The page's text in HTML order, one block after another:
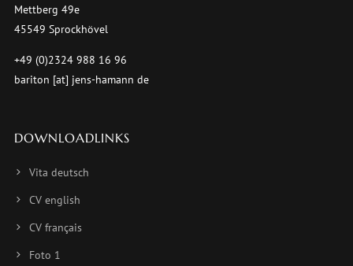
Mettberg 49e
45549 Sprockhövel
+49 (0)2324 988 16 96
bariton [at] jens-hamann de
DOWNLOADLINKS
Vita deutsch
CV english
CV français
Foto 1